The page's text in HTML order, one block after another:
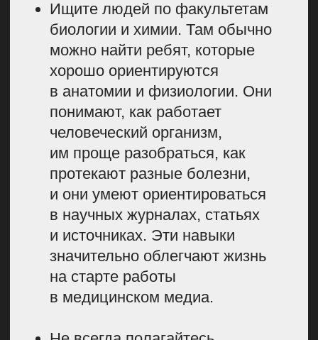
на впечатление от медицинского
текста.
Состав медицинской редакции
на примере медиа «Купрум»